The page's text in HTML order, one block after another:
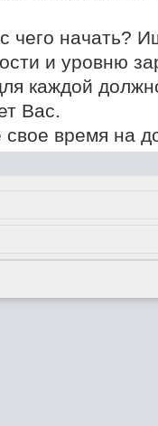
чего начать?
и уровню
каждой
Вас.
свое время на